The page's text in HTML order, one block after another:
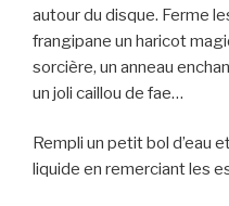
autour du disque. Ferme
frangipane un haricot
sorcière, un anneau
un joli caillou de fae…
Rempli un petit bol d’eau
liquide en remerciant les